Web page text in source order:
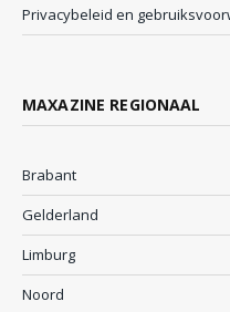
Privacybeleid en
MAXAZINE REGIONAAL
Brabant
Gelderland
Limburg
Noord